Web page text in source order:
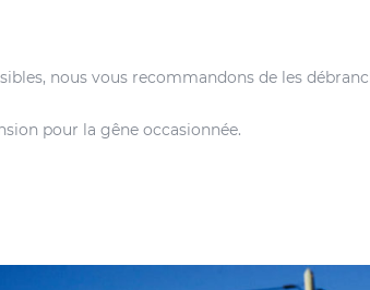
nous vous recommandons de les
pour la gêne occasionnée.